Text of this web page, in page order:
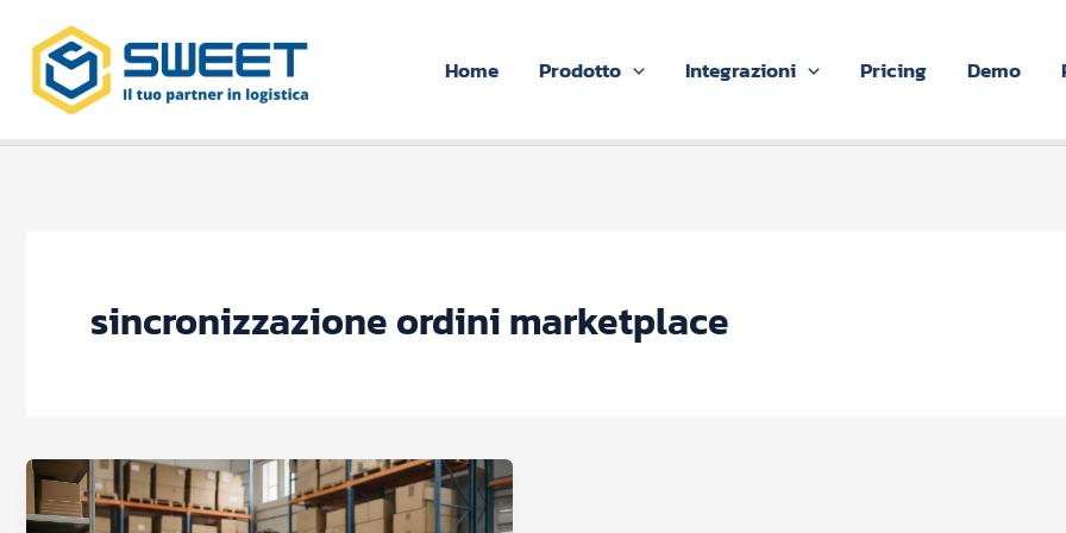
contenuto
Home Prodotto Integrazioni Pricing Demo
sincronizzazione ordini marketplace